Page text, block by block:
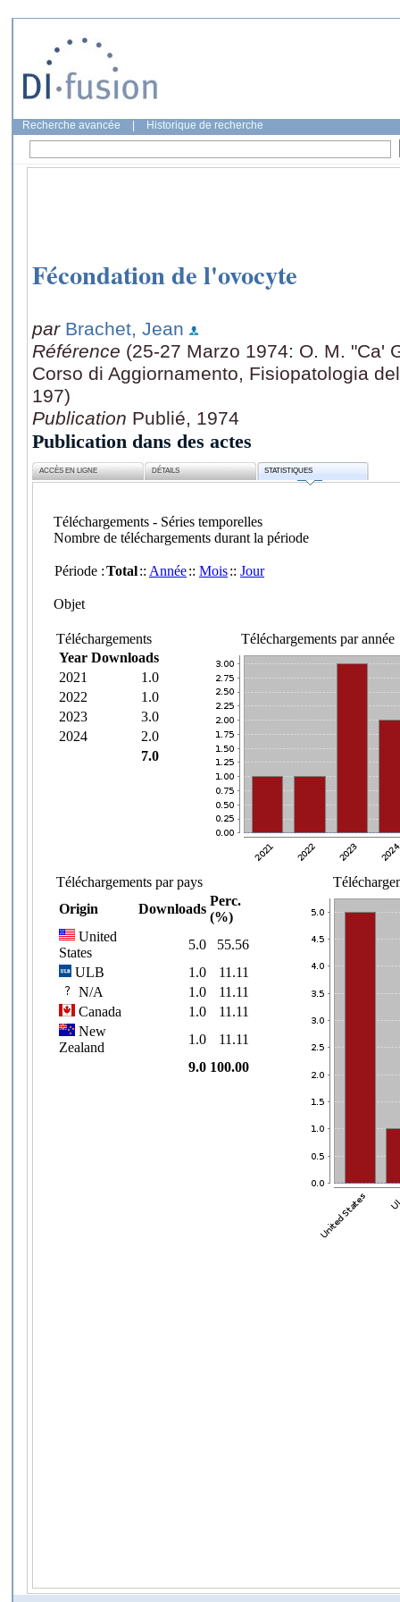
Recherche avancée Historique de recherche
Fécondation de l'ovocyte
par Brachet, Jean
Référence (25-27 Marzo 1974: O. M. "Ca'
Corso di Aggiornamento, Fisiopatologia
197)
Publication Publié, 1974
Publication dans des actes
ACCÈS EN LIGNE DÉTAILS STATISTIQUES